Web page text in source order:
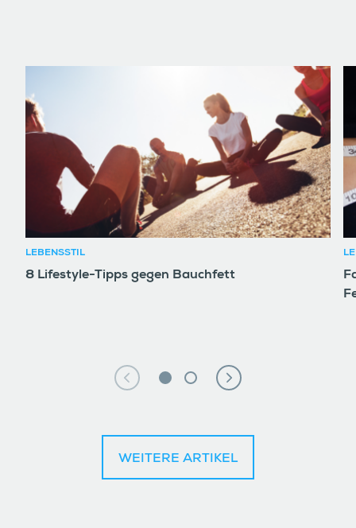
LEBENSSTIL
8 Lifestyle-Tipps gegen Bauchfett
WEITERE ARTIKEL